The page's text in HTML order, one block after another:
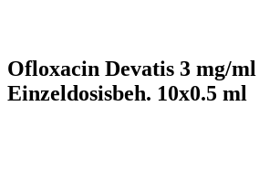
Ofloxacin Devatis 3 mg/
Einzeldosisbeh. 10x0.5 ml